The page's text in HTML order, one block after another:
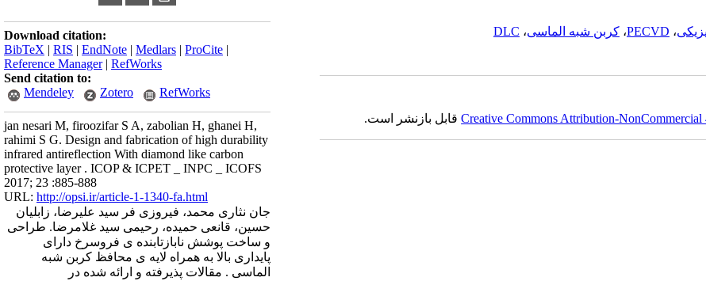
Download citation:
BibTeX | RIS | EndNote | Medlars | ProCite |
Reference Manager| RefWorks
Send citation to:
Mendeley
Zotero RefWorks
jan nesari M, firoozifar S A, zabolian H, ghanei H,
rahimi S G. Design and fabrication of high durability
infrared antireflection With diamond like carbon
protective layer . ICOP & ICPET _ INPC _ ICOFS
2017; 23 :885-888
URL: http://opsi.ir/article-1-1340-fa.html
جان نثاری محمد، فیروزی فر سید علیرضا، زابلیان
حسین، قانعی حمیده، رحیمی سید غلامرضا. طراحی
و ساخت پوشش نابازتابنده ی فروسرخ دارای
پایداری بالا به همراه لایه ی محافظ کربن شبه
الماسی . مقالات پذیرفته و ارائه شده در
، PECVD، کربن شبه الماسی، DLC
Creative Commons Attribution-NonCommercialقابل بازنشر است.